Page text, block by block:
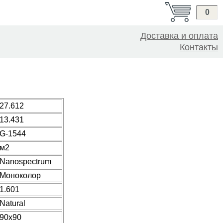
0
Доставка и оплата
Контакты
27.612
13.431
G-1544
м2
Nanospectrum
Моноколор
1.601
Natural
90x90